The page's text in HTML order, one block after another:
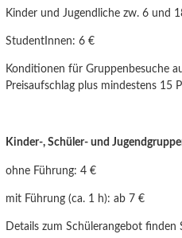
Kinder und Jugendliche zw. 6 und
StudentInnen: 6 €
Konditionen für Gruppenbesuche
Preisaufschlag plus mindestens 15
Kinder-, Schüler- und
ohne Führung:4 €
mit Führung (ca. 1 h): ab 7 €
Details zum Schülerangebot finden